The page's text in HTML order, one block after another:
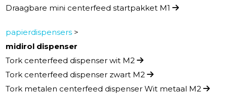
Draagbare mini centerfeed startpakket M1
papierdispensers >
midirol dispenser
Tork centerfeed dispenser wit M2
Tork centerfeed dispenser zwart M2
Tork metalen centerfeed dispenser Wit metaal M2